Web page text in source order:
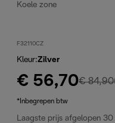
Koele zone
F32110CZ
Kleur:Zilver
€ 56,70€ 84,90
*Inbegrepen btw
Laagste prijs afgelopen